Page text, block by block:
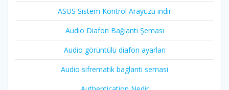
ASUS Sistem Kontrol Arayüzü indir
Audio Diafon Bağlantı Şeması
Audio görüntülü diafon ayarları
Audio sifrematik baglanti semasi